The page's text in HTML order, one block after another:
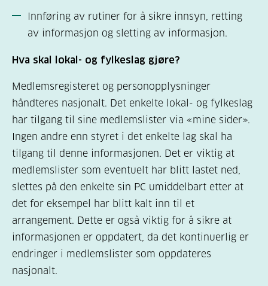
Innføring av rutiner for å sikre innsyn, retting
av informasjon og sletting av informasjon.
Hva skal lokal- og fylkeslag gjøre?
Medlemsregisteret og personopplysninger
håndteres nasjonalt. Det enkelte lokal- og fylkeslag
har tilgang til sine medlemslister via «mine sider».
Ingen andre enn styret i det enkelte lag skal ha
tilgang til denne informasjonen. Det er viktig at
medlemslister som eventuelt har blitt lastet ned,
slettes på den enkelte sin PC umiddelbart etter at
det for eksempel har blitt kalt inn til et
arrangement. Dette er også viktig for å sikre at
informasjonen er oppdatert, da det kontinuerlig er
endringer i medlemslister som oppdateres
nasjonalt.